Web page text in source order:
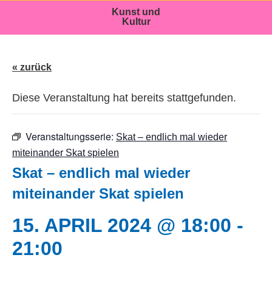
Kunst und
Kultur
« zurück
Diese Veranstaltung hat bereits stattgefunden.
Veranstaltungsserie: Skat – endlich mal wieder
miteinander Skat spielen
Skat – endlich mal wieder
miteinander Skat spielen
15. APRIL 2024 @ 18:00 -
21:00